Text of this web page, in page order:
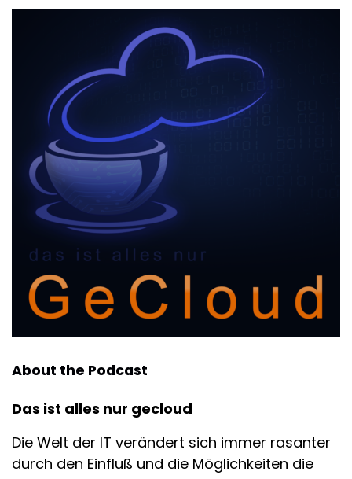
About the Podcast
Das ist alles nur gecloud
Die Welt der IT verändert sich immer rasanter
durch den Einfluß und die Möglichkeiten die